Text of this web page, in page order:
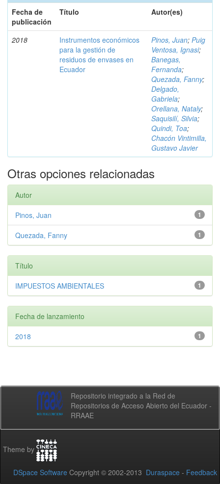
Fecha de
publicación
Título Autor(es)
2018
Instrumentos económicos
para la gestión de
residuos de envases en
Ecuador
Pinos, Juan; Puig
Ventosa, Ignasi;
Banegas,
Fernanda;
Quezada, Fanny;
Delgado,
Gabriela;
Orellana, Nataly;
Saquisilí, Silvia;
Quindi, Toa;
Chacón Vintimilla,
Gustavo Javier
Otras opciones relacionadas
Autor
1
Pinos, Juan
1
Quezada, Fanny
Título
1
IMPUESTOS AMBIENTALES
Fecha de lanzamiento
1
2018
Repositorio integrado a la Red de
Repositorios de Acceso Abierto del Ecuador -
RRAAE
Theme by
DSpace Software Copyright © 2002-2013 Duraspace - Feedback